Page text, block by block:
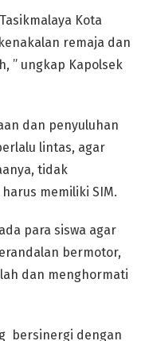
Kota
remaja dan
” ungkap Kapolsek
dan penyuluhan
lintas, agar
tidak
memiliki SIM.
para siswa agar
bermotor,
dan menghormati
bersinergi dengan